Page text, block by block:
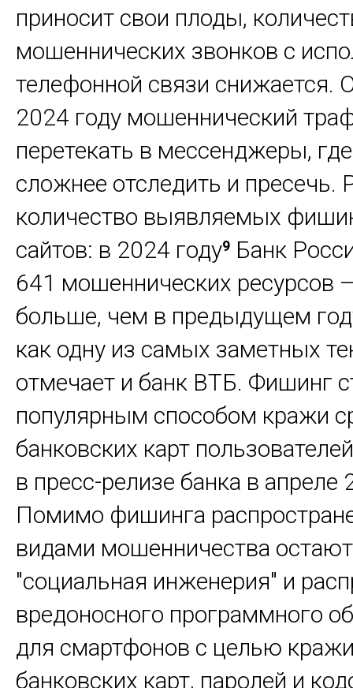
приносит свои плоды,
мошеннических звонков с
телефонной связи снижается.
2024 году мошеннический
перетекать в мессенджеры,
сложнее отследить и пресечь.
количество выявляемых
сайтов: в 2024 году9 Банк
641 мошеннических ресурсов
больше, чем в предыдущем
как одну из самых заметных
отмечает и банк ВТБ. Фишинг
популярным способом кражи
банковских карт
в пресс-релизе банка в апреле
Помимо фишинга
видами мошенничества
"социальная инженерия" и
вредоносного программного
для смартфонов с целью
банковских карт, паролей и